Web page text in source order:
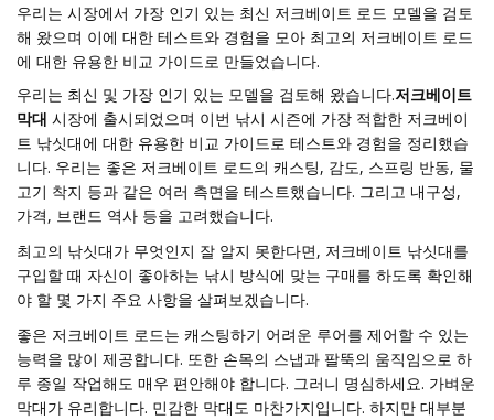
우리는 시장에서 가장 인기 있는 최신 저크베이트 로드 모델을 검토
해 왔으며 이에 대한 테스트와 경험을 모아 최고의 저크베이트 로드
에 대한 유용한 비교 가이드로 만들었습니다.
우리는 최신 및 가장 인기 있는 모델을 검토해 왔습니다.저크베이트
막대 시장에 출시되었으며 이번 낚시 시즌에 가장 적합한 저크베이
트 낚싯대에 대한 유용한 비교 가이드로 테스트와 경험을 정리했습
니다. 우리는 좋은 저크베이트 로드의 캐스팅, 감도, 스프링 반동, 물
고기 착지 등과 같은 여러 측면을 테스트했습니다. 그리고 내구성,
가격, 브랜드 역사 등을 고려했습니다.
최고의 낚싯대가 무엇인지 잘 알지 못한다면, 저크베이트 낚싯대를
구입할 때 자신이 좋아하는 낚시 방식에 맞는 구매를 하도록 확인해
야 할 몇 가지 주요 사항을 살펴보겠습니다.
좋은 저크베이트 로드는 캐스팅하기 어려운 루어를 제어할 수 있는
능력을 많이 제공합니다. 또한 손목의 스냅과 팔뚝의 움직임으로 하
루 종일 작업해도 매우 편안해야 합니다. 그러니 명심하세요. 가벼운
막대가 유리합니다. 민감한 막대도 마찬가지입니다. 하지만 대부분